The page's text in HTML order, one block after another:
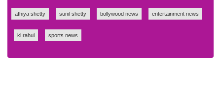
athiya shetty sunil shetty bollywood news entertainment news
kl rahul sports news